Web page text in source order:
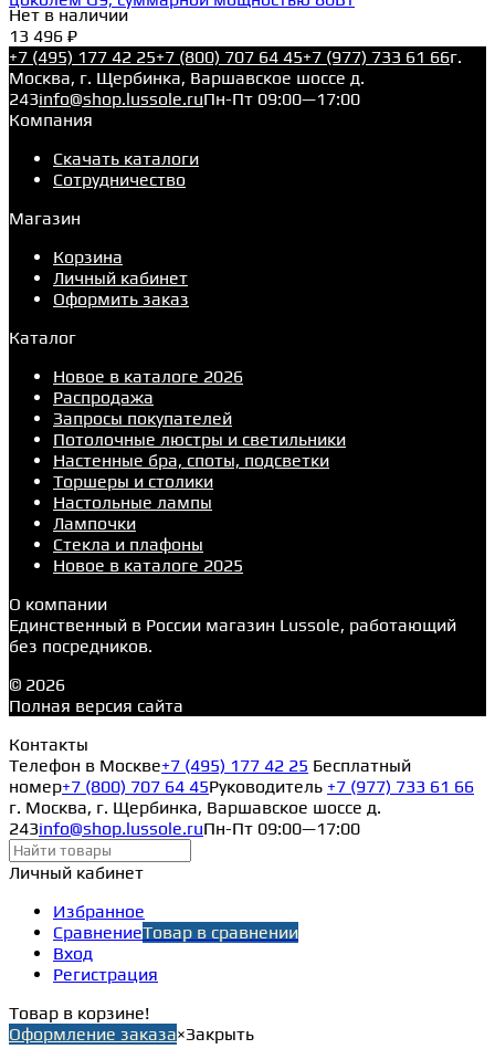
Нет в наличии
13 496 ₽
+7 (495) 177 42 25+7 (800) 707 64 45+7 (977) 733 61 66г.
Москва, г. Щербинка, Варшавское шоссе д.
243info@shop.lussole.ruПн-Пт 09:00—17:00
Компания
Скачать каталоги
Сотрудничество
Магазин
Корзина
Личный кабинет
Оформить заказ
Каталог
Новое в каталоге 2026
Распродажа
Запросы покупателей
Потолочные люстры и светильники
Настенные бра, споты, подсветки
Торшеры и столики
Настольные лампы
Лампочки
Стекла и плафоны
Новое в каталоге 2025
О компании
Единственный в России магазин Lussole, работающий
без посредников.
© 2026
Полная версия сайта
Контакты
Телефон в Москве+7 (495) 177 42 25 Бесплатный
номер+7 (800) 707 64 45Руководитель +7 (977) 733 61 66
г. Москва, г. Щербинка, Варшавское шоссе д.
243info@shop.lussole.ruПн-Пт 09:00—17:00
Личный кабинет
Избранное
СравнениеТовар в сравнении
Вход
Регистрация
Товар в корзине!
Оформление заказа×Закрыть